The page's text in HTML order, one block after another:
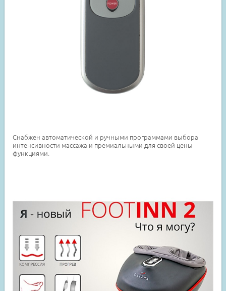
Снабжен автоматической и ручными программами выбора
интенсивности массажа и премиальными для своей цены
функциями.